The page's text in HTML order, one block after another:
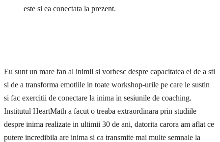
este si ea conectata la prezent.
Eu sunt un mare fan al inimii si vorbesc despre capacitatea ei de a sti
si de a transforma emotiile in toate workshop-urile pe care le sustin
si fac exercitii de conectare la inima in sesiunile de coaching.
Institutul HeartMath a facut o treaba extraordinara prin studiile
despre inima realizate in ultimii 30 de ani, datorita carora am aflat ce
putere incredibila are inima si ca transmite mai multe semnale la